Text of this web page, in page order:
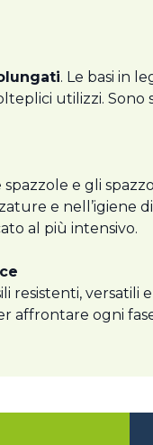
. Le basi in
utilizzi.
e gli
e nell’igiene
al più intensivo.
resistenti, versatili
affrontare ogni